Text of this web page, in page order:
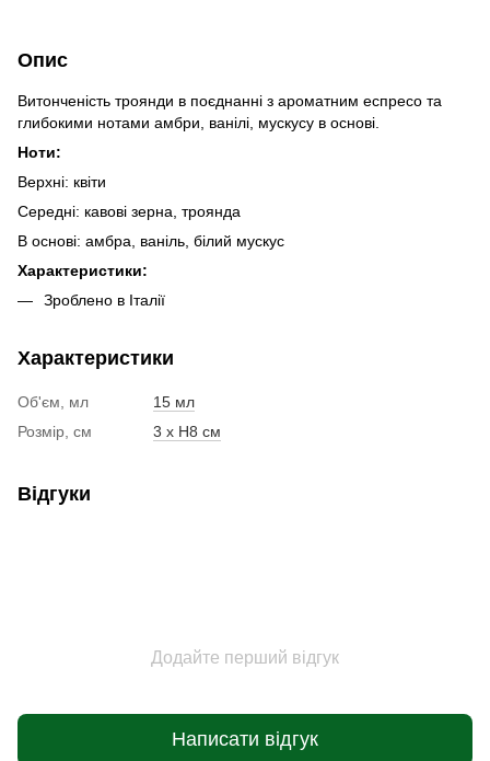
Опис
Витонченість троянди в поєднанні з ароматним еспресо та
глибокими нотами амбри, ванілі, мускусу в основі.
Ноти:
Верхні: квіти
Середні: кавові зерна, троянда
В основі: амбра, ваніль, білий мускус
Характеристики:
Зроблено в Італії
Характеристики
Об'єм, мл
15 мл
Розмір, см
3 х H8 см
Відгуки
Додайте перший відгук
Написати відгук